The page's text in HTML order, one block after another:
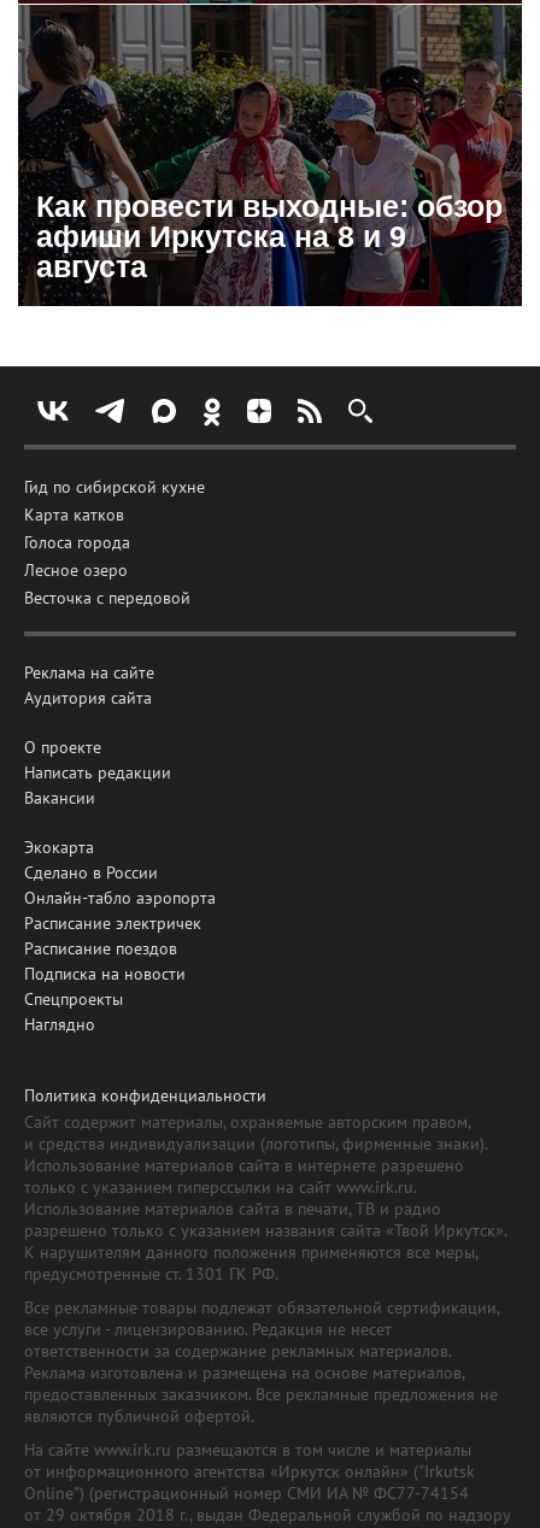
Как провести выходные: обзор
афиши Иркутска на 8 и 9
августа
Гид по сибирской кухне
Карта катков
Голоса города
Лесное озеро
Весточка с передовой
Реклама на сайте
Аудитория сайта
О проекте
Написать редакции
Вакансии
Экокарта
Сделано в России
Онлайн-табло аэропорта
Расписание электричек
Расписание поездов
Подписка на новости
Спецпроекты
Наглядно
Политика конфиденциальности
Сайт содержит материалы, охраняемые авторским правом,
и средства индивидуализации (логотипы, фирменные знаки).
Использование материалов сайта в интернете разрешено
только с указанием гиперссылки на сайт www.irk.ru.
Использование материалов сайта в печати, ТВ и радио
разрешено только с указанием названия сайта «Твой Иркутск».
К нарушителям данного положения применяются все меры,
предусмотренные ст. 1301 ГК РФ.
Все рекламные товары подлежат обязательной сертификации,
все услуги - лицензированию. Редакция не несет
ответственности за содержание рекламных материалов.
Реклама изготовлена и размещена на основе материалов,
предоставленных заказчиком. Все рекламные предложения не
являются публичной офертой.
На сайте www.irk.ru размещаются в том числе и материалы
от информационного агентства «Иркутск онлайн» ("Irkutsk
Online") (регистрационный номер СМИ ИА № ФС77-74154
от 29 октября 2018 г., выдан Федеральной службой по надзору